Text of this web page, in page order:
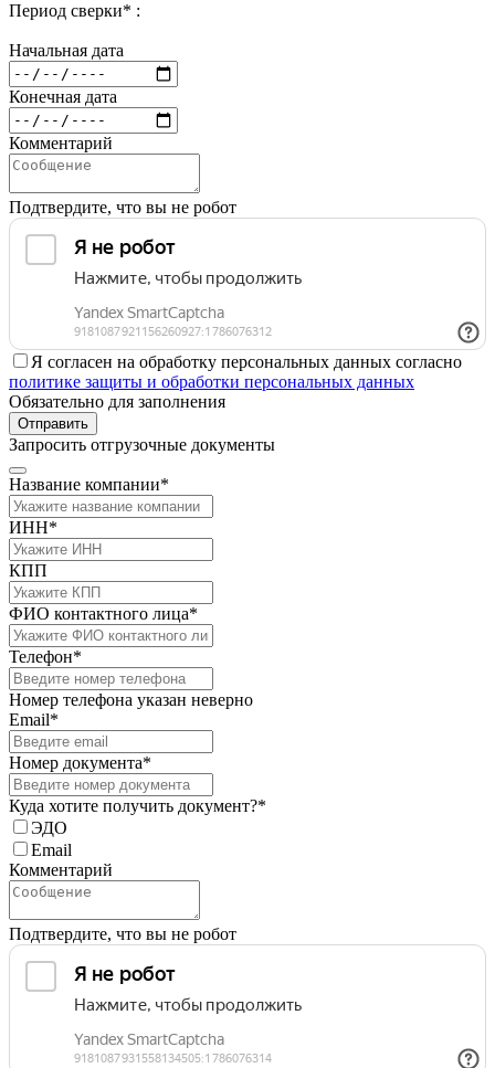
Период сверки* :
Начальная дата
Конечная дата
Комментарий
Подтвердите, что вы не робот
Я согласен на обработку персональных данных согласно
политике защиты и обработки персональных данных
Обязательно для заполнения
Отправить
Запросить отгрузочные документы
Название компании*
ИНН*
КПП
ФИО контактного лица*
Телефон*
Номер телефона указан неверно
Email*
Номер документа*
Куда хотите получить документ?*
ЭДО
Email
Комментарий
Подтвердите, что вы не робот